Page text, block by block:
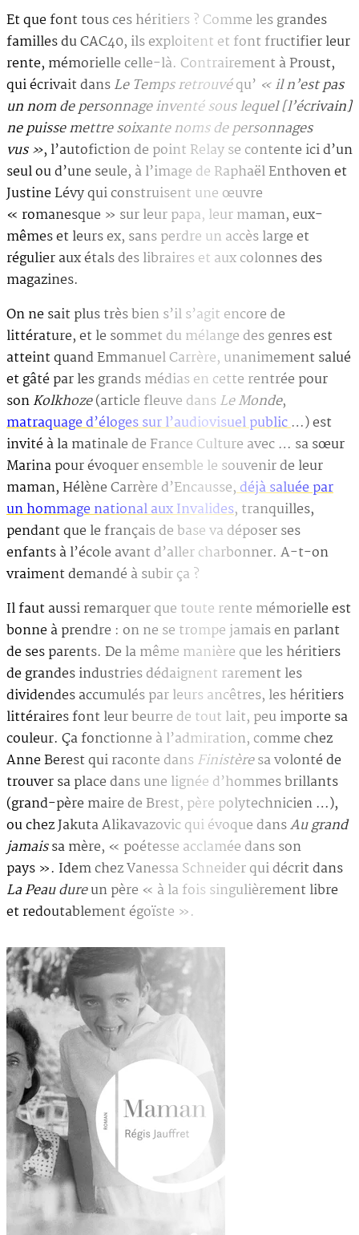
Et que font tous ces héritiers ? Comme les grandes
familles du CAC40, ils exploitent et font fructifier leur
rente, mémorielle celle-là. Contrairement à Proust,
qui écrivait dansLe Temps retrouvéqu’ « il n’est pas
un nom de personnage inventé sous lequel [l’écrivain]
ne puisse mettre soixante noms de personnages
vus », l’autofiction de point Relay se contente ici d’un
seul ou d’une seule, à l’image de Raphaël Enthoven et
Justine Lévy qui construisent une œuvre
« romanesque » sur leur papa, leur maman, eux-
mêmes et leurs ex, sans perdre un accès large et
régulier aux étals des libraires et aux colonnes des
magazines.
On ne sait plus très bien s’il s’agit encore de
littérature, et le sommet du mélange des genres est
atteint quand Emmanuel Carrère, unanimement salué
et gâté par les grands médias en cette rentrée pour
sonKolkhoze(article fleuve dans Le Monde,
matraquage d’éloges sur l’audiovisuel public…) est
invité à la matinale de France Culture avec … sa sœur
Marina pour évoquer ensemble le souvenir de leur
maman, Hélène Carrère d’Encausse,déjà saluée par
un hommage national aux Invalides, tranquilles,
pendant que le français de base va déposer ses
enfants à l’école avant d’aller charbonner. A-t-on
vraiment demandé à subir ça ?
Il faut aussi remarquer que toute rente mémorielle est
bonne à prendre : on ne se trompe jamais en parlant
de ses parents. De la même manière que les héritiers
de grandes industries dédaignent rarement les
dividendes accumulés par leurs ancêtres, les héritiers
littéraires font leur beurre de tout lait, peu importe sa
couleur. Ça fonctionne à l’admiration, comme chez
Anne Berest qui raconte dans Finistèresa volonté de
trouver sa place dans une lignée d’hommes brillants
(grand-père maire de Brest, père polytechnicien …),
ou chez Jakuta Alikavazovic qui évoque dansAu grand
jamaissa mère, « poétesse acclamée dans son
pays ». Idem chez Vanessa Schneider qui décrit dans
La Peau dureun père « à la fois singulièrement libre
et redoutablement égoïste ».